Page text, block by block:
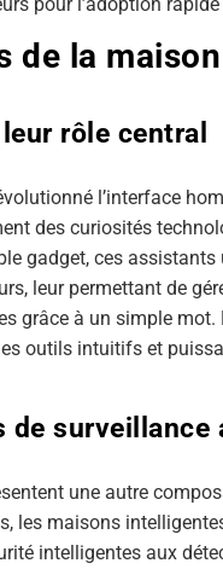
de la
rôle central
l’interface
des curiosités
gadget, ces
leur permettant de
grâce à un simple
outils intuitifs et
surveillance
une autre
les maisons
intelligentes aux